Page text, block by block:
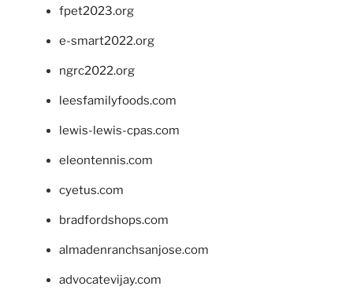
fpet2023.org
e-smart2022.org
ngrc2022.org
leesfamilyfoods.com
lewis-lewis-cpas.com
eleontennis.com
cyetus.com
bradfordshops.com
almadenranchsanjose.com
advocatevijay.com